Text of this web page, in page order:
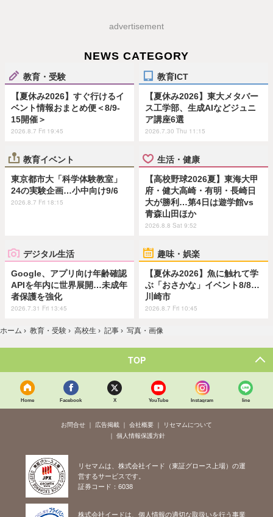
advertisement
NEWS CATEGORY
教育・受験
【夏休み2026】すぐ行けるイ
ベント情報おまとめ便＜8/9-
15開催＞
2026.8.7 Fri 19:45
教育ICT
【夏休み2026】東大メタバー
ス工学部、生成AIなどジュニ
ア講座6選
2026.7.30 Thu 11:15
教育イベント
東京都市大「科学体験教室」
24の実験企画…小中向け9/6
2026.8.7 Fri 18:15
生活・健康
【高校野球2026夏】東海大甲
府・健大高崎・有明・長崎日
大が勝利…第4日は遊学館vs
青森山田ほか
2026.8.8 Sat 9:52
デジタル生活
Google、アプリ向け年齢確認
APIを年内に世界展開…未成年
者保護を強化
2026.7.31 Fri 13:45
趣味・娯楽
【夏休み2026】魚に触れて学
ぶ「おさかな」イベント8/8…
川崎市
2026.8.7 Fri 10:45
ホーム › 教育・受験 › 高校生 › 記事 › 写真・画像
TOP
Home Facebook X YouTube Instagram line
お問合せ 広告掲載 会社概要
リセマムについて
個人情報保護方針
リセマムは、株式会社イード（東証グロース上場）の運
営するサービスです。
証券コード：6038
株式会社イードは、個人情報の適切な取扱いを行う事業